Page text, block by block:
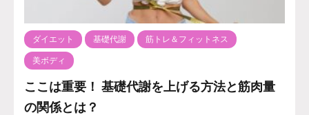
ダイエット 基礎代謝 筋トレ＆フィットネス
美ボディ
ここは重要！ 基礎代謝を上げる方法と筋肉量
の関係とは？